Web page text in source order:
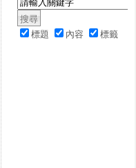
標題 內容 標籤